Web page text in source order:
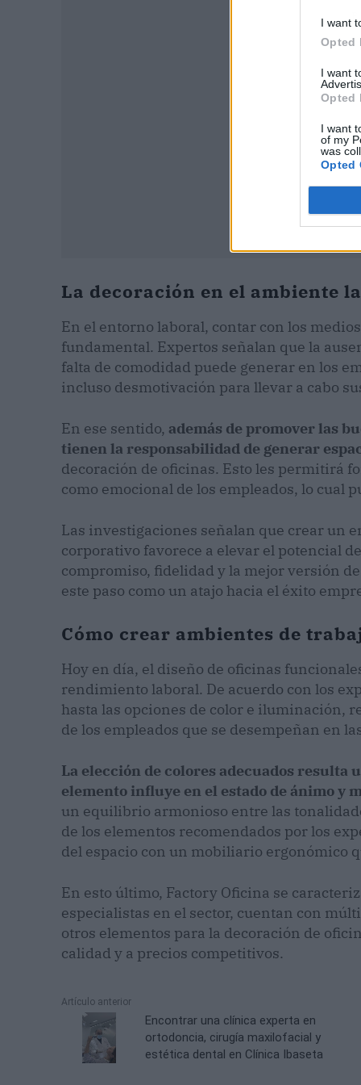
I want
Opted
I want
Opted
I want
of my
was
Opted
La decoración en el ambiente
En el entorno laboral, contar con los
fundamental. Expertos señalan que la
falta de comodidad puede generar en los
incluso desmotivación para llevar a cabo
En ese sentido, además de promover las
tienen la responsabilidad de generar
decoración de oficinas. Esto les permitirá
como emocional de los empleados, lo cual
Las investigaciones señalan que crear un
corporativo favorece a elevar el potencial
compromiso, fidelidad y la mejor versión
este paso como un atajo hacia el éxito
Cómo crear ambientes de
Hoy en día, el diseño de oficinas
rendimiento laboral. De acuerdo con los
hasta las opciones de color e iluminación,
de los empleados que se desempeñan en
La elección de colores adecuados resulta
elemento influye en el estado de ánimo y
un equilibrio armonioso entre las
de los elementos recomendados por los
del espacio con un mobiliario ergonómico
En esto último, Factory Oficina se
especialistas en el sector, cuentan con
otros elementos para la decoración de
calidad y a precios competitivos.
Artículo anterior
Encontrar una clínica experta en
ortodoncia, cirugía maxilofacial y
estética dental en Clínica Ibaseta